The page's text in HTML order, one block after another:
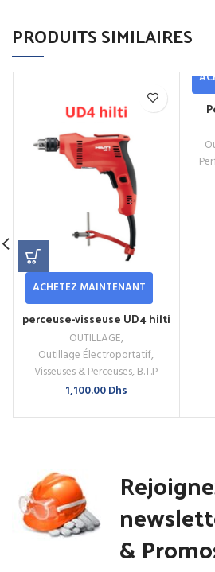
PRODUITS SIMILAIRES
ACHETEZ MAINTENANT
perceuse-visseuse UD4 hilti
OUTILLAGE,
Outillage Électroportatif,
Visseuses & Perceuses, B.T.P
1,100.00Dhs
&